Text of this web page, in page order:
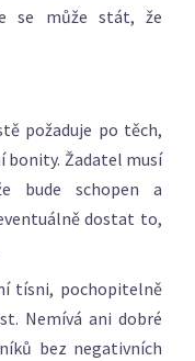
se může stát, že
požaduje po těch,
bonity. Žadatel musí
bude schopen a
dostat to,
tísni, pochopitelně
Nemívá ani dobré
bez negativních